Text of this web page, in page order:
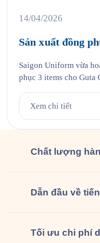
14/04/2026
Sản xuất đồng
Saigon Uniform vừa
phục 3 items cho
triệu người Việt đã
và làm ly Guta nhé!”
Xem chi tiết
Chất lượng
Dẫn đầu về
Tối ưu chi phí